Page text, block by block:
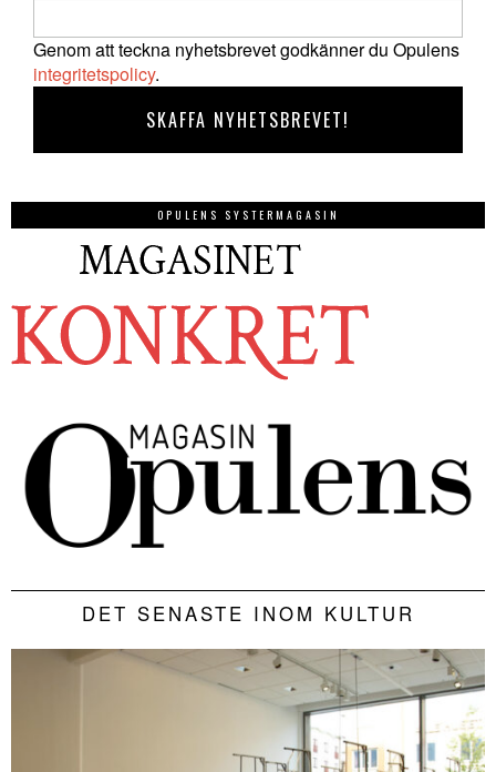
Genom att teckna nyhetsbrevet godkänner du Opulens
integritetspolicy.
OPULENS SYSTERMAGASIN
DET SENASTE INOM KULTUR